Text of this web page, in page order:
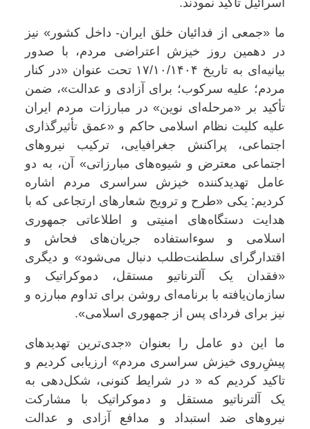
اسرائیل تأکید نمودند.
ما «جمعی از فدائیان خلق ایران- داخل کشور» نیز
در دهمین روز خیزش اعتراضی مردم، با صدور
بیانیه‌ای به تاریخ ۱۷/۱۰/۱۴۰۴ تحت عنوان «در کنار
مردم؛ علیه سرکوب؛ برای آزادی و عدالت»، ضمن
تأکید بر «مرحله‌ای نوین» در مبارزات مردم ایران
علیه کلیت نظام اسلامی حاکم و «عمق تأثیرگذاری
اجتماعی، پراکنش جغرافیایی، ترکیب نیروهای
اجتماعی معترض و شیوه‌های مبارزاتی» آن، به دو
عامل تهدیدکننده خیزش سراسری مردم اشاره
کردیم: یکی «طرح و ترویج شعارهای ارتجاعی که با
هدایت دستگاه‌های امنیتی و اطلاعاتی جمهوری
اسلامی و سوءاستفاده جریان‌های فحاش و
اقتدارگرای سلطنت‌طلب دنبال می‌شود» و دیگری
«فقدان یک آلترناتیو مستقل، دموکراتیک و
سازمان‌یافته با برنامه‌ای روشن برای تداوم مبارزه و
نیز برای فردای پس از جمهوری اسلامی».
ما این دو عامل را بعنوان «جدی‌ترین تهدیدهای
پیشِ‌روی خیزش سراسری مردم» ارزیابی کردیم و
تاکید کردیم که « در شرایط کنونی، شکل‌دهی به
یک آلترناتیو مستقل و دموکراتیک با مشارکت
نیروهای ضد استبداد و مدافع آزادی و عدالت